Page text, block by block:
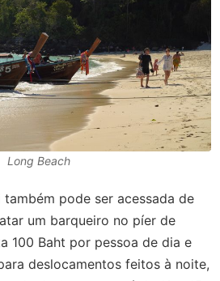
Long Beach
também pode ser acessada de
um barqueiro no píer de
100 Baht por pessoa de dia e
deslocamentos feitos à noite,